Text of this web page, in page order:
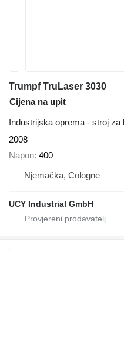
Trumpf TruLaser 3030
Cijena na upit
Industrijska oprema - stroj za
2008
Napon 400
Njemačka, Cologne
UCY Industrial GmbH